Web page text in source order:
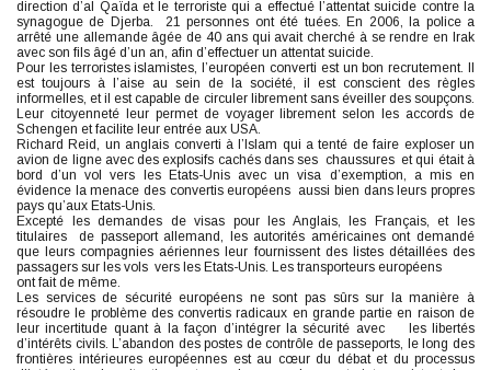
direction d’al Qaïda et le terroriste qui a effectué l’attentat suicide contre la
synagogue de Djerba. 21 personnes ont été tuées. En 2006, la police a
arrêté une allemande âgée de 40 ans qui avait cherché à se rendre en Irak
avec son fils âgé d’un an, afin d’effectuer un attentat suicide.
Pour les terroristes islamistes, l’européen converti est un bon recrutement. Il
est toujours à l’aise au sein de la société, il est conscient des règles
informelles, et il est capable de circuler librement sans éveiller des soupçons.
Leur citoyenneté leur permet de voyager librement selon les accords de
Schengen et facilite leur entrée aux USA.
Richard Reid, un anglais converti à l’Islam qui a tenté de faire exploser un
avion de ligne avec des explosifs cachés dans ses chaussures et qui était à
bord d’un vol vers les Etats-Unis avec un visa d’exemption, a mis en
évidence la menace des convertis européens aussi bien dans leurs propres
pays qu’aux Etats-Unis.
Excepté les demandes de visas pour les Anglais, les Français, et les
titulaires de passeport allemand, les autorités américaines ont demandé
que leurs compagnies aériennes leur fournissent des listes détaillées des
passagers sur les vols vers les Etats-Unis. Les transporteurs européens
ont fait de même.
Les services de sécurité européens ne sont pas sûrs sur la manière à
résoudre le problème des convertis radicaux en grande partie en raison de
leur incertitude quant à la façon d’intégrer la sécurité avec les libertés
d’intérêts civils. L’abandon des postes de contrôle de passeports, le long des
frontières intérieures européennes est au cœur du débat et du processus